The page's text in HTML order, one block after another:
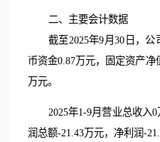
二、主要会计数据
截至2025年9月30日，
币资金0.87万元，固定资产净
万元。
2025年1-9月营业总收入
润总额-21.43万元，净利润-